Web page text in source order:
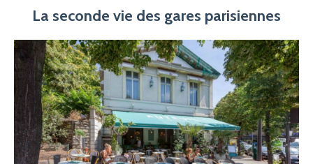
La seconde vie des gares parisiennes